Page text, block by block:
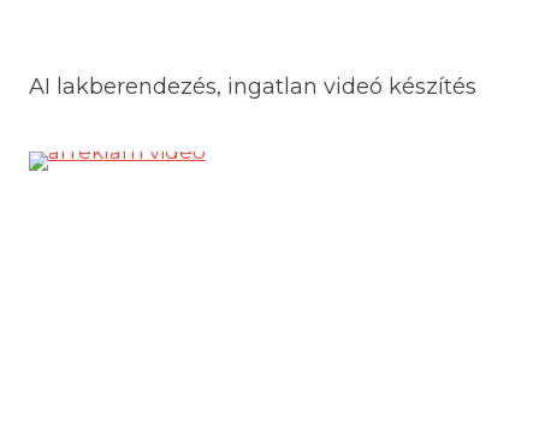
AI lakberendezés, ingatlan videó készítés